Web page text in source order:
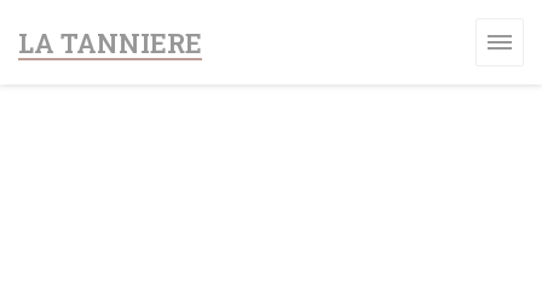
LA TANNIERE